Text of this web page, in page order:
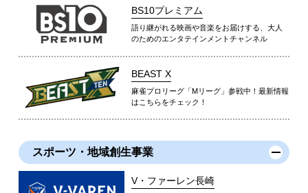
BS10プレミアム
語り継がれる映画や音楽をお届けする、大人
のためのエンタテインメントチャンネル
BEAST X
麻雀プロリーグ「Mリーグ」参戦中！最新情報
はこちらをチェック！
スポーツ・地域創生事業
V・ファーレン長崎